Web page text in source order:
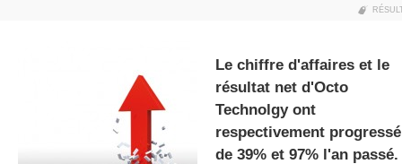
gratuite
Le chiffre d'affaires et le
résultat net d'Octo
Technolgy ont
respectivement progressé
de 39% et 97% l'an passé.